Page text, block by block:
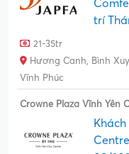
trí
21-35tr
Hương Canh, Bình
Vĩnh Phúc
Crowne Plaza Vĩnh Yên